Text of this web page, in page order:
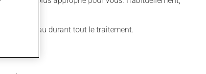
d'eau durant tout le traitement.